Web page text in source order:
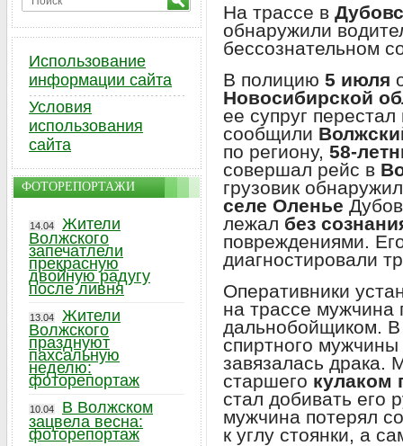
На трассе в
обнаружили
бессознательном
В полицию 5 июля
Новосибирской
ее супруг
сообщили
по региону, 58-
совершал рейс в
грузовик
селе Оленье
лежал без
повреждениями.
диагностировали
Оперативники
на трассе мужчина
дальнобойщиком. В
спиртного
завязалась драка.
старшего кулаком
стал добивать его
мужчина потерял
к углу стоянки, а
Использование
информации сайта
Условия
использования
сайта
ФОТОРЕПОРТАЖИ
14.04
Жители
Волжского
запечатлели
прекрасную
двойную радугу
после ливня
13.04
Жители
Волжского
празднуют
пахсальную
неделю:
фоторепортаж
10.04
В Волжском
зацвела весна:
фоторепортаж